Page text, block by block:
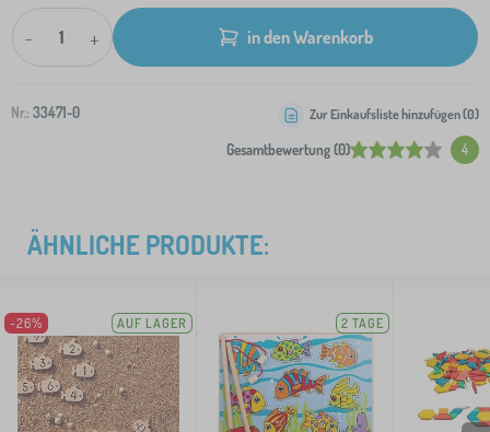
- + in den Warenkorb
Nr.: 33471-0
Gesamtbewertung (0) 4
Zur Einkaufsliste hinzufügen (0)
ÄHNLICHE PRODUKTE:
-26% AUF LAGER 2 TAGE